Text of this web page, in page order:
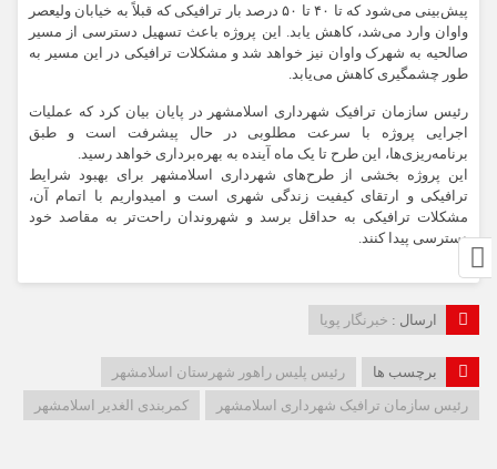
پیش‌بینی می‌شود که تا ۴۰ تا ۵۰ درصد بار ترافیکی که قبلاً به خیابان ولیعصر
واوان وارد می‌شد، کاهش یابد. این پروژه باعث تسهیل دسترسی از مسیر
صالحیه به شهرک واوان نیز خواهد شد و مشکلات ترافیکی در این مسیر به
طور چشمگیری کاهش می‌یابد.
رئیس سازمان ترافیک شهرداری اسلامشهر در پایان بیان کرد که عملیات
اجرایی پروژه با سرعت مطلوبی در حال پیشرفت است و طبق
برنامه‌ریزی‌ها، این طرح تا یک ماه آینده به بهره‌برداری خواهد رسید.
این پروژه بخشی از طرح‌های شهرداری اسلامشهر برای بهبود شرایط
ترافیکی و ارتقای کیفیت زندگی شهری است و امیدواریم با اتمام آن،
مشکلات ترافیکی به حداقل برسد و شهروندان راحت‌تر به مقاصد خود
دسترسی پیدا کنند.
ارسال : خبرنگار پویا
برچسب ها
رئیس پلیس راهور شهرستان اسلامشهر
رئیس سازمان ترافیک شهرداری اسلامشهر
کمربندی الغدیر اسلامشهر